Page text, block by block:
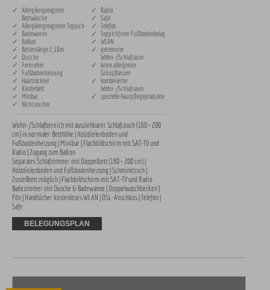
✓ Allergikergeeignete
Bettwäsche
✓ Allergikergeeigneter Teppich
✓ Badewanne
✓ Balkon
✓ Bettenlänge 2.10m
✓ Dusche
✓ Fernseher
✓ Fußbodenheizung
✓ Haartrockner
✓ Kinderbett
✓ Minibar
✓ Nichtraucher
✓ Radio
✓ Safe
✓ Telefon
✓ Teppichfreier Fußbodenbelag
✓ WLAN
✓ getrennter
Wohn-/Schlafraum
✓ keine allergenen
Grünpflanzen
✓ kombinierter
Wohn-/Schlafraum
✓ spezielle Hautpflegeprodukte
Wohn-/Schlafbereich mit ausziehbarer Schlafcouch (160 × 200
cm) in normaler Betthöhe | Holzdielenboden und
Fußbodenheizung | Minibar | Flachbildschirm mit SAT-TV und
Radio | Zugang zum Balkon
Separates Schlafzimmer mit Doppelbett (180 × 200 cm) |
Holzdielenboden und Fußbodenheizung | Schminktisch |
Zustellbett möglich | Flachbildschirm mit SAT-TV und Radio
Badezimmer mit Dusche & Badewanne | Doppelwaschbecken |
Fön | Handtücher kostenloses WLAN | DSL-Anschluss | Telefon |
Safe
BELEGUNGSPLAN